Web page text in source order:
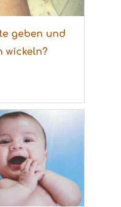
geben und
wickeln?